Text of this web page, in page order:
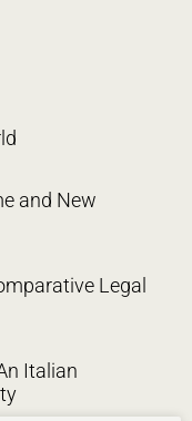
and New
Legal
Italian